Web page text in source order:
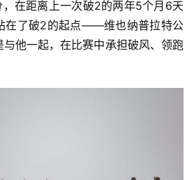
在距离上一次破2的两年5个月6天
在了破2的起点——维也纳普拉特公
他一起，在比赛中承担破风、领跑